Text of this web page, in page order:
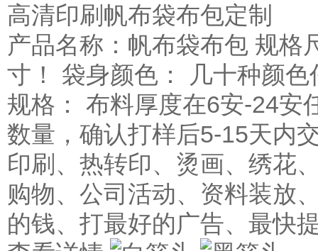
高清印刷帆布袋布包定制
产品名称：帆布袋布包 规格
寸！ 袋身颜色： 几十种颜
规格： 布料厚度在6安-24安
数量，确认打样后5-15天内
印刷、热转印、烫画、绣花
购物、公司活动、资料装放
的钱、打最好的广告、最快